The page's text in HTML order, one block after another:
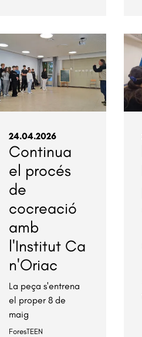
24.04.2026
Continua
el procés
de
cocreació
amb
l'Institut Ca
n'Oriac
La peça s'entrena
el proper 8 de
maig
ForesTEEN